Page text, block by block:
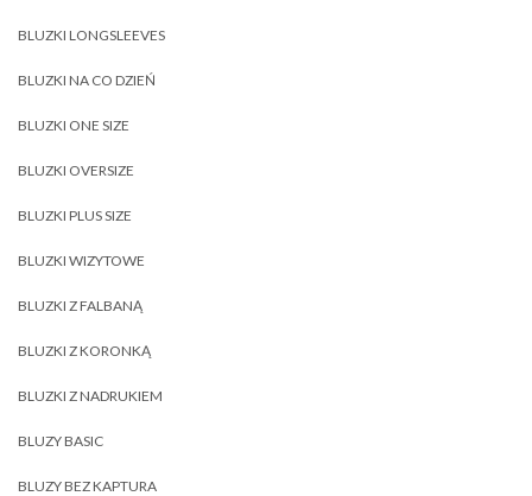
BLUZKI LONGSLEEVES
BLUZKI NA CO DZIEŃ
BLUZKI ONE SIZE
BLUZKI OVERSIZE
BLUZKI PLUS SIZE
BLUZKI WIZYTOWE
BLUZKI Z FALBANĄ
BLUZKI Z KORONKĄ
BLUZKI Z NADRUKIEM
BLUZY BASIC
BLUZY BEZ KAPTURA